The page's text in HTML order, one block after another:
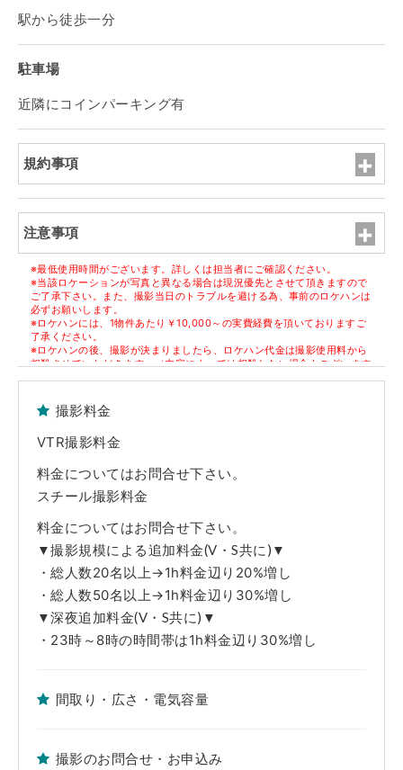
駅から徒歩一分
駐車場
近隣にコインパーキング有
規約事項
注意事項
※最低使用時間がございます。詳しくは担当者にご確認ください。
※当該ロケーションが写真と異なる場合は現況優先とさせて頂きますので
ご了承下さい。また、撮影当日のトラブルを避ける為、事前のロケハンは
必ずお願いします。
※ロケハンには、1物件あたり￥10,000～の実費経費を頂いておりますご
了承ください。
※ロケハンの後、撮影が決まりましたら、ロケハン代金は撮影使用料から
相殺させていただきます。（内容によっては相殺しない場合もございます
■原状回復
※躯体・設備・什器・内装・家具・備品等の破損や汚損につきましては、
ト及びロケハウスの実営業に支障がでた場合、その休業補償も併せて請求
させていただきます。
※当該Webサイト上のロケセット及びロケハウスの写真は弊社担当者が、
取材時に撮影した時のものです。躯体・設備・什器・内装・家具・備品等
の仕様・配置に関しましては現状を優先とさせていただきます。ご了承く
ださい。
※弊社管理ロケセット及びロケハウス使用中に発生した不測の事故や、天
変地異、火災、盗難および近隣工事等の騒音等で使用者側に生じた人・
物・時間・金銭的な損害につきましては一切の責任を負えませんので予め
ご了承下さい。
撮影料金
VTR撮影料金
料金についてはお問合せ下さい。
スチール撮影料金
料金についてはお問合せ下さい。
▼撮影規模による追加料金(V・S共に)▼
・総人数20名以上→1h料金辺り20%増し
・総人数50名以上→1h料金辺り30%増し
▼深夜追加料金(V・S共に)▼
・23時～8時の時間帯は1h料金辺り30%増し
間取り・広さ・電気容量
撮影のお問合せ・お申込み